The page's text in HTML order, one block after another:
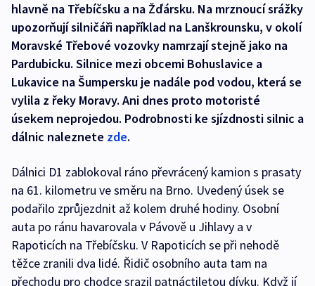
hlavně na Třebíčsku a na Žďársku. Na mrznoucí srážky
upozorňují silničáři například na Lanškrounsku, v okolí
Moravské Třebové vozovky namrzají stejně jako na
Pardubicku. Silnice mezi obcemi Bohuslavice a
Lukavice na Šumpersku je nadále pod vodou, která se
vylila z řeky Moravy. Ani dnes proto motoristé
úsekem neprojedou. Podrobnosti ke sjízdnosti silnic a
dálnic naleznete zde.
Dálnici D1 zablokoval ráno převrácený kamion s prasaty
na 61. kilometru ve směru na Brno. Uvedený úsek se
podařilo zprůjezdnit až kolem druhé hodiny. Osobní
auta po ránu havarovala v Pávově u Jihlavy a v
Rapoticích na Třebíčsku. V Rapoticích se při nehodě
těžce zranili dva lidé. Řidič osobního auta tam na
přechodu pro chodce srazil patnáctiletou dívku. Když jí